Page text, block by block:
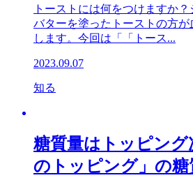
トーストには何をつけますか？
バターを塗ったトーストの方
します。今回は「「トース...
2023.09.07
知る
糖質量はトッピング
のトッピング」の